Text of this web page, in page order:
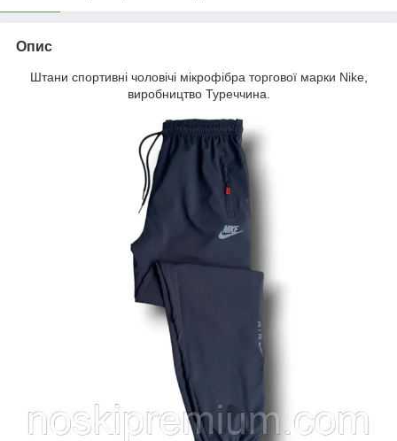
Опис
Штани спортивні чоловічі мікрофібра торгової марки Nike,
виробництво Туреччина.